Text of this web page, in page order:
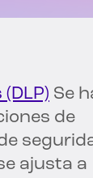
Se
de
ajusta a